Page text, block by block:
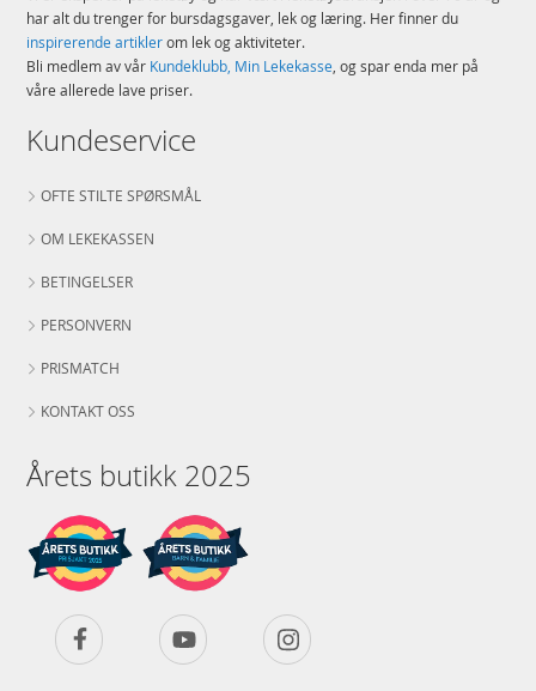
har alt du trenger for bursdagsgaver, lek og læring. Her finner du
inspirerende artiklerom lek og aktiviteter.
Bli medlem av vår Kundeklubb, Min Lekekasse, og spar enda mer på
våre allerede lave priser.
Kundeservice
OFTE STILTE SPØRSMÅL
OM LEKEKASSEN
BETINGELSER
PERSONVERN
PRISMATCH
KONTAKT OSS
Årets butikk 2025